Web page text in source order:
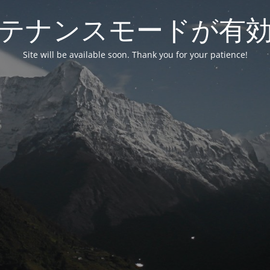
ナンスモードが有
Site will be available soon. Thank you for your patience!